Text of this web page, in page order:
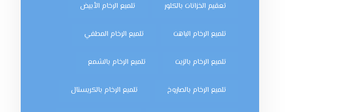
تعقيم الخزانات بالكلور تلميع الرخام الأبيض
تلميع الرخام الباهت تلميع الرخام المطفي
تلميع الرخام بالزيت تلميع الرخام بالشمع
تلميع الرخام بالصاروخ تلميع الرخام بالكريستال